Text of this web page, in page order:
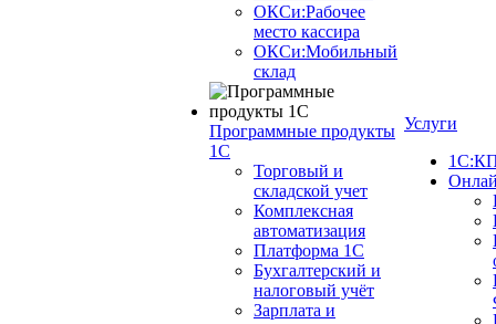
ОКСи:Рабочее
место кассира
ОКСи:Мобильный
склад
Программные продукты
1С
Торговый и
складской учет
Комплексная
автоматизация
Платформа 1С
Бухгалтерский и
налоговый учёт
Зарплата и
Услуги